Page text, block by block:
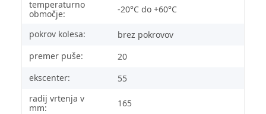
temperaturno
območje:
-20°C do +60°C
pokrov kolesa:
brez pokrovov
premer puše:
20
ekscenter:
55
radij vrtenja v
mm:
165